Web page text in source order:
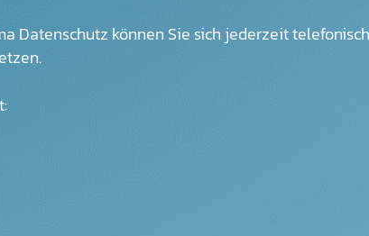
Datenschutz können Sie sich jederzeit